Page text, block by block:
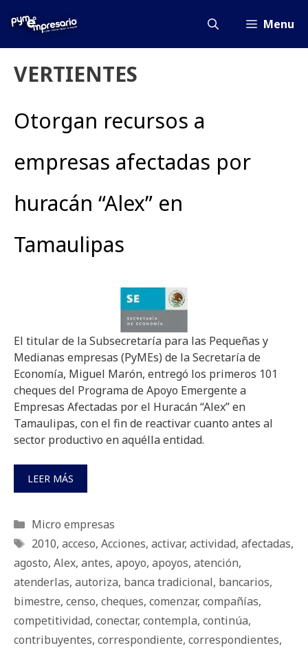
Menu
VERTIENTES
Otorgan recursos a
empresas afectadas por
huracán “Alex” en
Tamaulipas
El titular de la Subsecretaría para las Pequeñas y
Medianas empresas (PyMEs) de la Secretaría de
Economía, Miguel Marón, entregó los primeros 101
cheques del Programa de Apoyo Emergente a
Empresas Afectadas por el Huracán “Alex” en
Tamaulipas, con el fin de reactivar cuanto antes al
sector productivo en aquélla entidad.
LEER MÁS
Categorías
Micro empresas
Etiquetas
2010, acceso, Acciones, activar, actividad, afectadas,
agosto, Alex, antes, apoyo, apoyos, atención,
atenderlas, autoriza, banca tradicional, bancarios,
bimestre, censo, cheques, comenzar, compañías,
competitividad, conectar, contempla, continúa,
contribuyentes, correspondiente, correspondientes,